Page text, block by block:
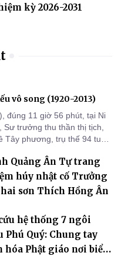
kỳ 2026-2031
vô song (1920-2013)
đúng 11 giờ 56 phút, tại Ni
trưởng thu thần thị tịch,
phương, trụ thế 94 tuổi
Quảng Ân Tự trang
húy nhật cố Trưởng
sơn Thích Hồng Ân
hệ thống 7 ngôi
Phú Quý: Chung tay
hóa Phật giáo nơi biển